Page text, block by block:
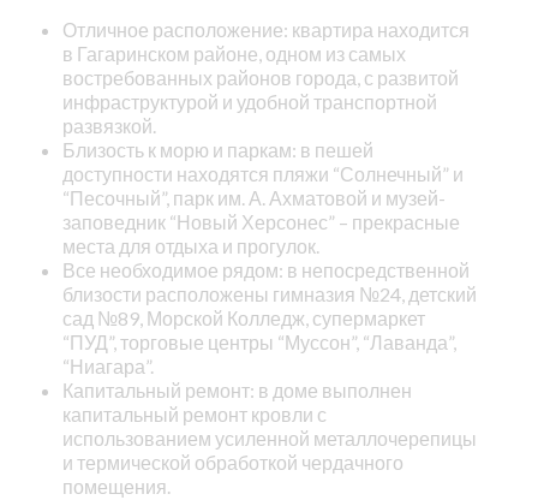
Отличное расположение: квартира находится
в Гагаринском районе, одном из самых
востребованных районов города, с развитой
инфраструктурой и удобной транспортной
развязкой.
Близость к морю и паркам: в пешей
доступности находятся пляжи “Солнечный” и
“Песочный”, парк им. А. Ахматовой и музей-
заповедник “Новый Херсонес” – прекрасные
места для отдыха и прогулок.
Все необходимое рядом: в непосредственной
близости расположены гимназия №24, детский
сад №89, Морской Колледж, супермаркет
“ПУД”, торговые центры “Муссон”, “Лаванда”,
“Ниагара”.
Капитальный ремонт: в доме выполнен
капитальный ремонт кровли с
использованием усиленной металлочерепицы
и термической обработкой чердачного
помещения.